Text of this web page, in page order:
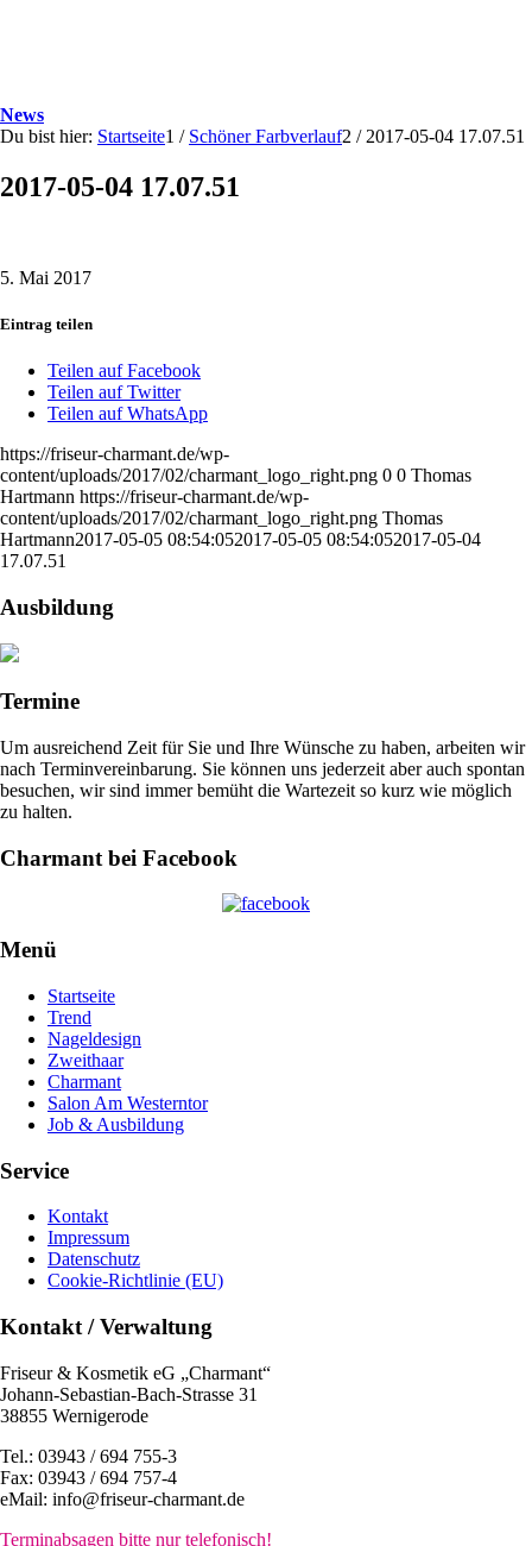
News
Du bist hier: Startseite1 / Schöner Farbverlauf2 / 2017-05-04 17.07.51
2017-05-04 17.07.51
5. Mai 2017
Eintrag teilen
Teilen auf Facebook
Teilen auf Twitter
Teilen auf WhatsApp
https://friseur-charmant.de/wp-
content/uploads/2017/02/charmant_logo_right.png 0 0 Thomas
Hartmann https://friseur-charmant.de/wp-
content/uploads/2017/02/charmant_logo_right.png Thomas
Hartmann2017-05-05 08:54:052017-05-05 08:54:052017-05-04
17.07.51
Ausbildung
Termine
Um ausreichend Zeit für Sie und Ihre Wünsche zu haben, arbeiten wir
nach Terminvereinbarung. Sie können uns jederzeit aber auch spontan
besuchen, wir sind immer bemüht die Wartezeit so kurz wie möglich
zu halten.
Charmant bei Facebook
Menü
Startseite
Trend
Nageldesign
Zweithaar
Charmant
Salon Am Westerntor
Job & Ausbildung
Service
Kontakt
Impressum
Datenschutz
Cookie-Richtlinie (EU)
Kontakt / Verwaltung
Friseur & Kosmetik eG „Charmant“
Johann-Sebastian-Bach-Strasse 31
38855 Wernigerode
Tel.: 03943 / 694 755-3
Fax: 03943 / 694 757-4
eMail: info@friseur-charmant.de
Terminabsagen bitte nur telefonisch!